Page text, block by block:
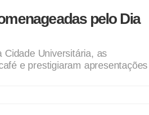
pelo Dia
Cidade Universitária, as
e prestigiaram apresentações